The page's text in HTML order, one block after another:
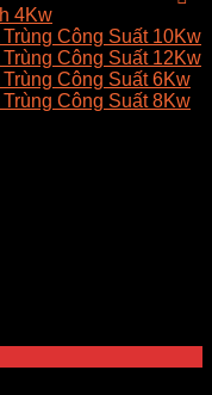
4Kw
Công Suất 10Kw
Công Suất 12Kw
Công Suất 6Kw
Công Suất 8Kw